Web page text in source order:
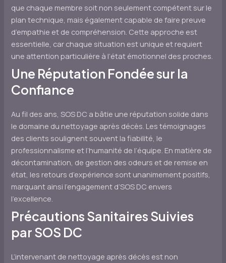
que chaque membre soit non seulement compétent sur le
plan technique, mais également capable de faire preuve
d’empathie et de compréhension. Cette approche est
essentielle, car chaque situation est unique et requiert
une attention particulière à l’état émotionnel des proches.
Une Réputation Fondée sur la
Confiance
Au fil des ans, SOS DC a bâtie une réputation solide dans
le domaine du nettoyage après décès. Les témoignages
des clients soulignent souvent la fiabilité, le
professionnalisme et l’humanité de l’équipe. En matière de
décontamination, de gestion des odeurs et de remise en
état, les retours d’expérience sont unanimement positifs,
marquant ainsi l’engagement d’SOS DC envers
l’excellence.
Précautions Sanitaires Suivies
par SOS DC
L’intervenant de nettoyage après décès est non